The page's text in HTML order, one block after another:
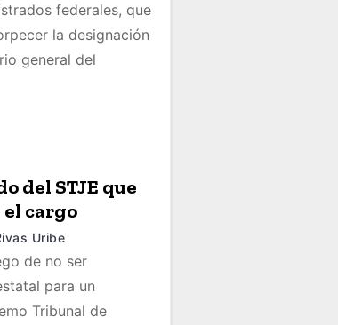
federales, que
la designación
general del
del STJE que
cargo
Uribe
de no ser
para un
Tribunal de